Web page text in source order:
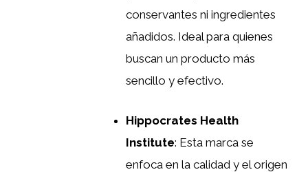
conservantes ni ingredientes
añadidos. Ideal para quienes
buscan un producto más
sencillo y efectivo.
Hippocrates Health
Institute: Esta marca se
enfoca en la calidad y el origen